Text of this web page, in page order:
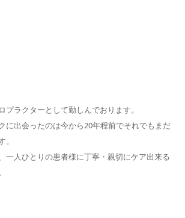
プラクターとして勤しんでおります。
に出会ったのは今から20年程前でそれでもまだ
一人ひとりの患者様に丁寧・親切にケア出来る